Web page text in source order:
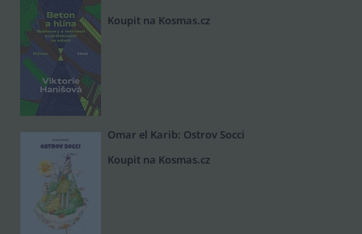
Koupit na Kosmas.cz
Omar el Karib: Ostrov Socci
Koupit na Kosmas.cz